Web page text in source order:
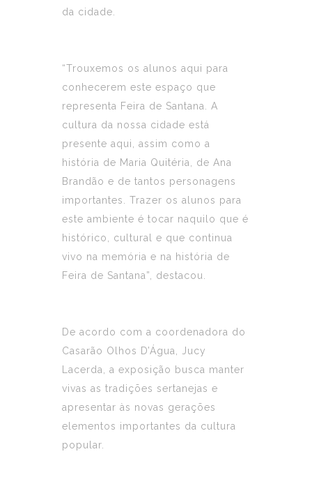
da cidade.
“Trouxemos os alunos aqui para
conhecerem este espaço que
representa Feira de Santana. A
cultura da nossa cidade está
presente aqui, assim como a
história de Maria Quitéria, de Ana
Brandão e de tantos personagens
importantes. Trazer os alunos para
este ambiente é tocar naquilo que é
histórico, cultural e que continua
vivo na memória e na história de
Feira de Santana”, destacou.
De acordo com a coordenadora do
Casarão Olhos D’Água, Jucy
Lacerda, a exposição busca manter
vivas as tradições sertanejas e
apresentar às novas gerações
elementos importantes da cultura
popular.